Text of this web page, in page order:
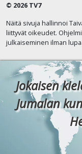
© 2026 TV7
Näitä sivuja hallinnoi
liittyvät oikeudet.
julkaiseminen ilman
Jokaisen
Jumalan